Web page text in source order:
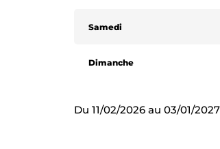
Samedi
Dimanche
Du 11/02/2026 au 03/01/